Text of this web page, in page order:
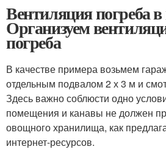
Вентиляция погреба
Организуем
погреба
В качестве примера возьмем
отдельным подвалом 2 х 3 м и
Здесь важно соблюсти одно
помещения и канавы не должен
овощного хранилища, как
интернет-ресурсов.